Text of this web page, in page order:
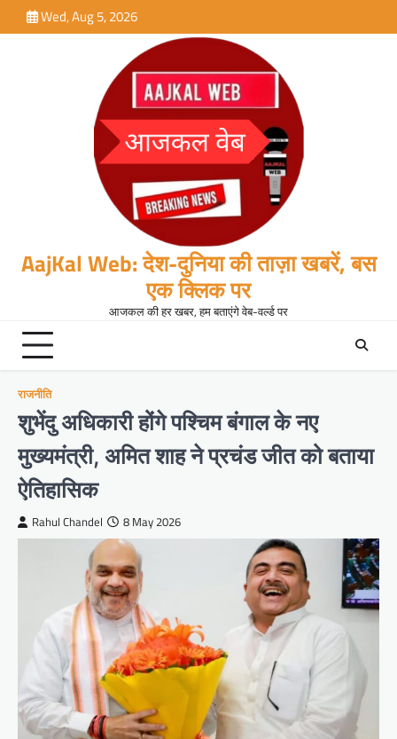
to
Wed, Aug 5, 2026
AajKal Web: देश-दुनिया की ताज़ा खबरें, बस
एक क्लिक पर
आजकल की हर खबर, हम बताएंगे वेब-वर्ल्ड पर
राजनीति
शुभेंदु अधिकारी होंगे पश्चिम बंगाल के नए
मुख्यमंत्री, अमित शाह ने प्रचंड जीत को बताया
ऐतिहासिक
Rahul Chandel 8 May 2026